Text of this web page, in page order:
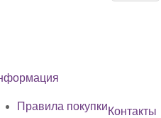
Правила покупкиКонтакты